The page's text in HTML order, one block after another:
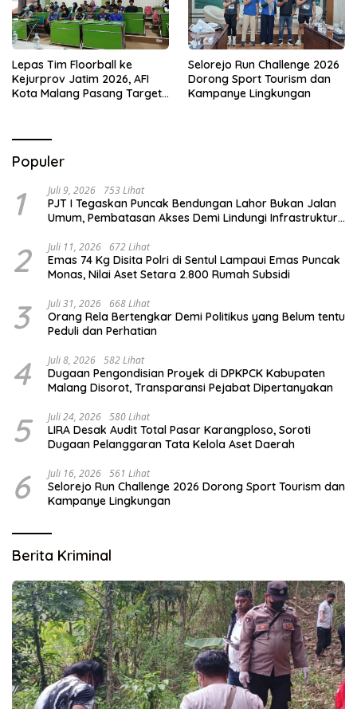
Lepas Tim Floorball ke
Kejurprov Jatim 2026, AFI
Kota Malang Pasang Target
Selorejo Run Challenge 2026
Dorong Sport Tourism dan
Kampanye Lingkungan
Populer
1 Juli 9, 2026 753 Lihat
PJT I Tegaskan Puncak Bendungan Lahor Bukan Jalan
Umum, Pembatasan Akses Demi Lindungi Infrastruktur
2 Juli 11, 2026 672 Lihat
Emas 74 Kg Disita Polri di Sentul Lampaui Emas Puncak
Monas, Nilai Aset Setara 2.800 Rumah Subsidi
3 Juli 31, 2026 668 Lihat
Orang Rela Bertengkar Demi Politikus yang Belum tentu
Peduli dan Perhatian
4 Juli 8, 2026 582 Lihat
Dugaan Pengondisian Proyek di DPKPCK Kabupaten
Malang Disorot, Transparansi Pejabat Dipertanyakan
5 Juli 24, 2026 580 Lihat
LIRA Desak Audit Total Pasar Karangploso, Soroti
Dugaan Pelanggaran Tata Kelola Aset Daerah
6 Juli 16, 2026 561 Lihat
Selorejo Run Challenge 2026 Dorong Sport Tourism dan
Kampanye Lingkungan
Berita Kriminal